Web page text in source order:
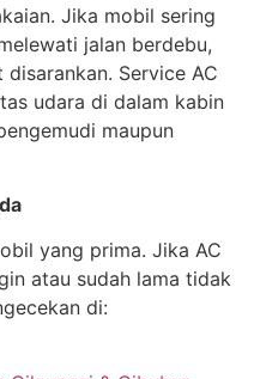
Jika mobil sering
jalan berdebu,
Service AC
udara di dalam kabin
maupun
yang prima. Jika AC
atau sudah lama tidak
di: